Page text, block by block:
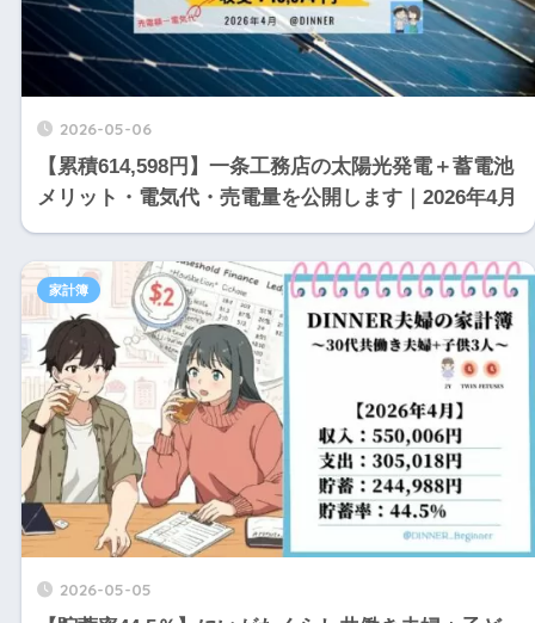
2026-05-06
【累積614,598円】一条工務店の太陽光発電＋蓄電池
メリット・電気代・売電量を公開します｜2026年4月
2026-05-05
家計簿